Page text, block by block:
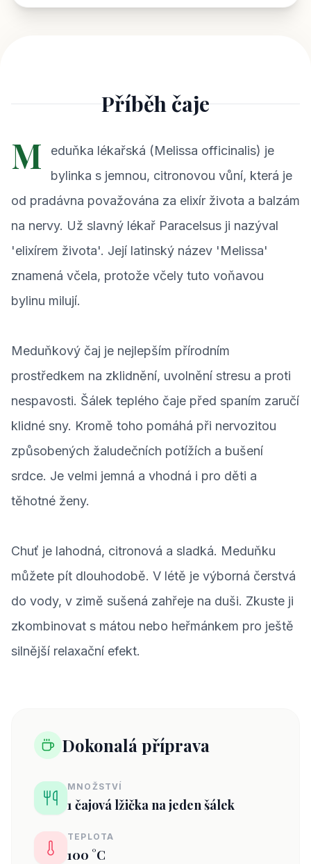
Příběh čaje
M
eduňka lékařská (Melissa officinalis) je
bylinka s jemnou, citronovou vůní, která je
od pradávna považována za elixír života a balzám
na nervy. Už slavný lékař Paracelsus ji nazýval
'elixírem života'. Její latinský název 'Melissa'
znamená včela, protože včely tuto voňavou
bylinu milují.
Meduňkový čaj je nejlepším přírodním
prostředkem na zklidnění, uvolnění stresu a proti
nespavosti. Šálek teplého čaje před spaním zaručí
klidné sny. Kromě toho pomáhá při nervozitou
způsobených žaludečních potížích a bušení
srdce. Je velmi jemná a vhodná i pro děti a
těhotné ženy.
Chuť je lahodná, citronová a sladká. Meduňku
můžete pít dlouhodobě. V létě je výborná čerstvá
do vody, v zimě sušená zahřeje na duši. Zkuste ji
zkombinovat s mátou nebo heřmánkem pro ještě
silnější relaxační efekt.
Dokonalá příprava
MNOŽSTVÍ
1 čajová lžička na jeden šálek
TEPLOTA
100 °C